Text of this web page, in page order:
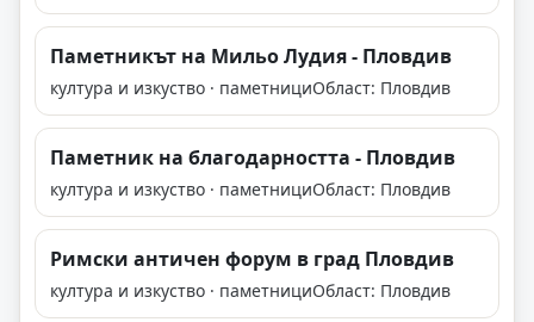
Паметникът на Мильо Лудия - Пловдив
култура и изкуство · паметнициОбласт: Пловдив
Паметник на благодарността - Пловдив
култура и изкуство · паметнициОбласт: Пловдив
Римски античен форум в град Пловдив
култура и изкуство · паметнициОбласт: Пловдив